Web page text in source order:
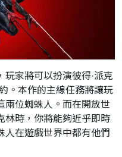
玩家將可以扮演彼得·派克
。本作的主線任務將讓玩
兩位蜘蛛人。而在開放世
林時，你將能夠近乎即時
人在遊戲世界中都有他們